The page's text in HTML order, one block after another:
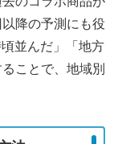
降の予測にも役
並んだ」「地方
ことで、地域別